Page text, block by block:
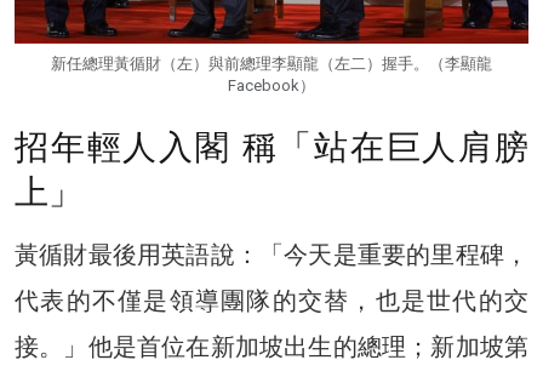
新任總理黃循財（左）與前總理李顯龍（左二）握手。（李顯龍
Facebook）
招年輕人入閣 稱「站在巨人肩膀
上」
黃循財最後用英語說：「今天是重要的里程碑，
代表的不僅是領導團隊的交替，也是世代的交
接。」他是首位在新加坡出生的總理；新加坡第